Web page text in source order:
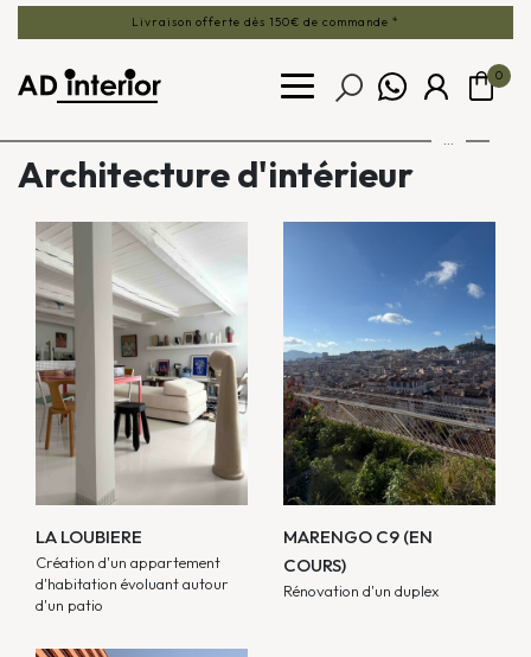
Livraison offerte dès 150€ de commande *
0
Architecture d'intérieur
LA LOUBIERE
Création d'un appartement
d'habitation évoluant autour
d'un patio
MARENGO C9 (EN
COURS)
Rénovation d'un duplex